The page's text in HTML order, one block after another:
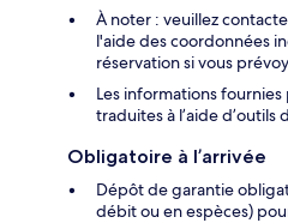
À noter : veuillez
l'aide des coordonnées
réservation si vous
Les informations
traduites à l’aide
Obligatoire à l’arrivée
Dépôt de garantie
débit ou en espèces)